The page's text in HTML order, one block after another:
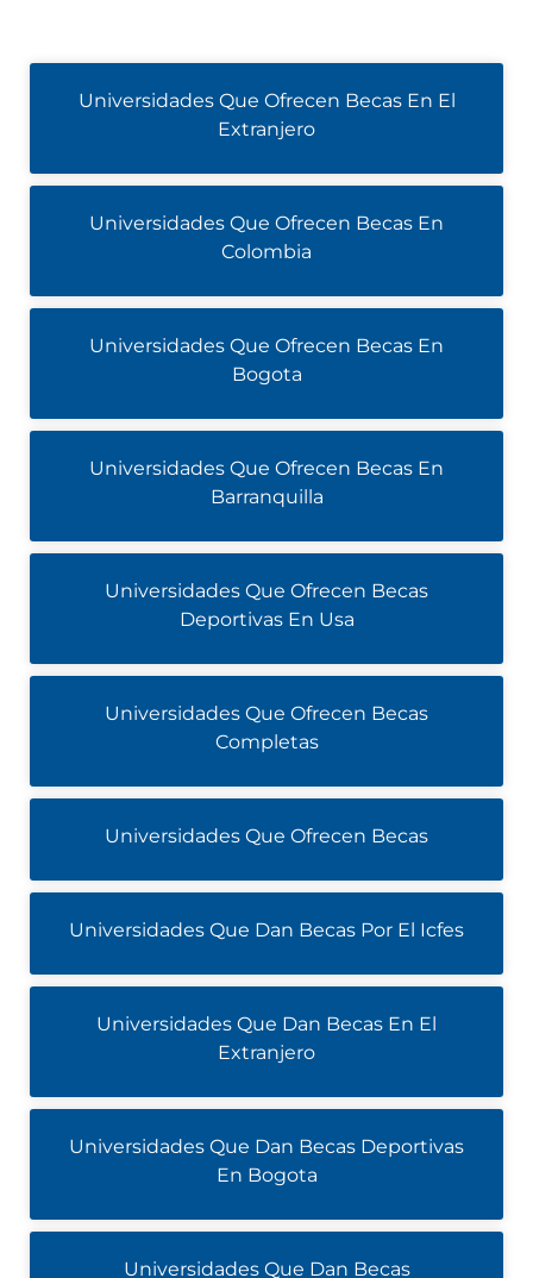
Universidades Que Ofrecen Becas En El
Extranjero
Universidades Que Ofrecen Becas En
Colombia
Universidades Que Ofrecen Becas En
Bogota
Universidades Que Ofrecen Becas En
Barranquilla
Universidades Que Ofrecen Becas
Deportivas En Usa
Universidades Que Ofrecen Becas
Completas
Universidades Que Ofrecen Becas
Universidades Que Dan Becas Por El Icfes
Universidades Que Dan Becas En El
Extranjero
Universidades Que Dan Becas Deportivas
En Bogota
Universidades Que Dan Becas